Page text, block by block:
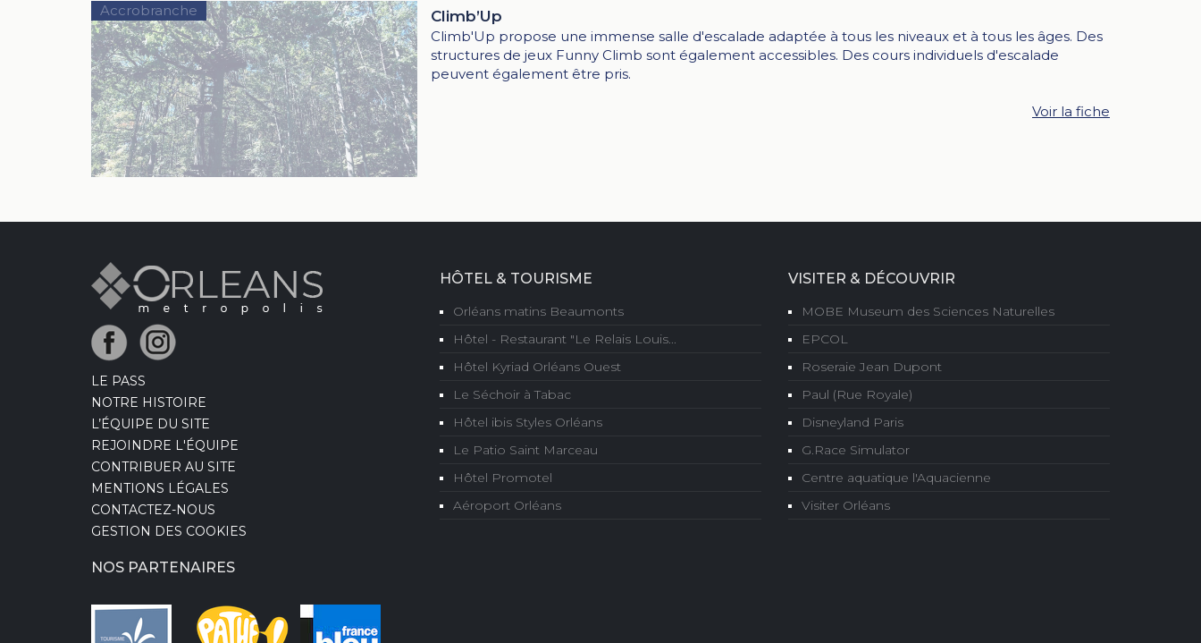
Accrobranche Climb’Up
Climb'Up propose une immense salle d'escalade adaptée à tous les niveaux et à tous les âges. Des
structures de jeux Funny Climb sont également accessibles. Des cours individuels d'escalade
peuvent également être pris.
Voir la fiche
LE PASS
NOTRE HISTOIRE
L’ÉQUIPE DU SITE
REJOINDRE L'ÉQUIPE
CONTRIBUER AU SITE
MENTIONS LÉGALES
CONTACTEZ-NOUS
GESTION DES COOKIES
HÔTEL & TOURISME
Orléans matins Beaumonts
Hôtel - Restaurant "Le Relais Louis...
Hôtel Kyriad Orléans Ouest
Le Séchoir à Tabac
Hôtel ibis Styles Orléans
Le Patio Saint Marceau
Hôtel Promotel
Aéroport Orléans
VISITER & DÉCOUVRIR
MOBE Museum des Sciences Naturelles
EPCOL
Roseraie Jean Dupont
Paul (Rue Royale)
Disneyland Paris
G.Race Simulator
Centre aquatique l'Aquacienne
Visiter Orléans
NOS PARTENAIRES